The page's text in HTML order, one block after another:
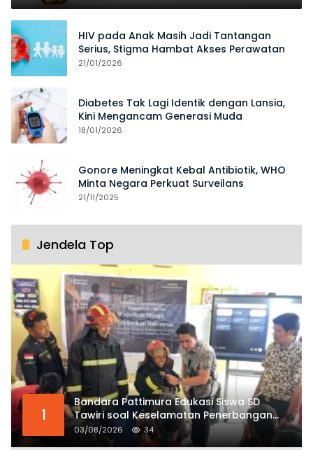
HIV pada Anak Masih Jadi Tantangan
Serius, Stigma Hambat Akses Perawatan
21/01/2026
Diabetes Tak Lagi Identik dengan Lansia,
Kini Mengancam Generasi Muda
18/01/2026
Gonore Meningkat Kebal Antibiotik, WHO
Minta Negara Perkuat Surveilans
21/11/2025
Jendela Top
1
Bandara Pattimura Edukasi Siswa SD
Tawiri soal Keselamatan Penerbangan
dan Bahaya Bermain Layang-layang di
KKOP
03/08/2026 34